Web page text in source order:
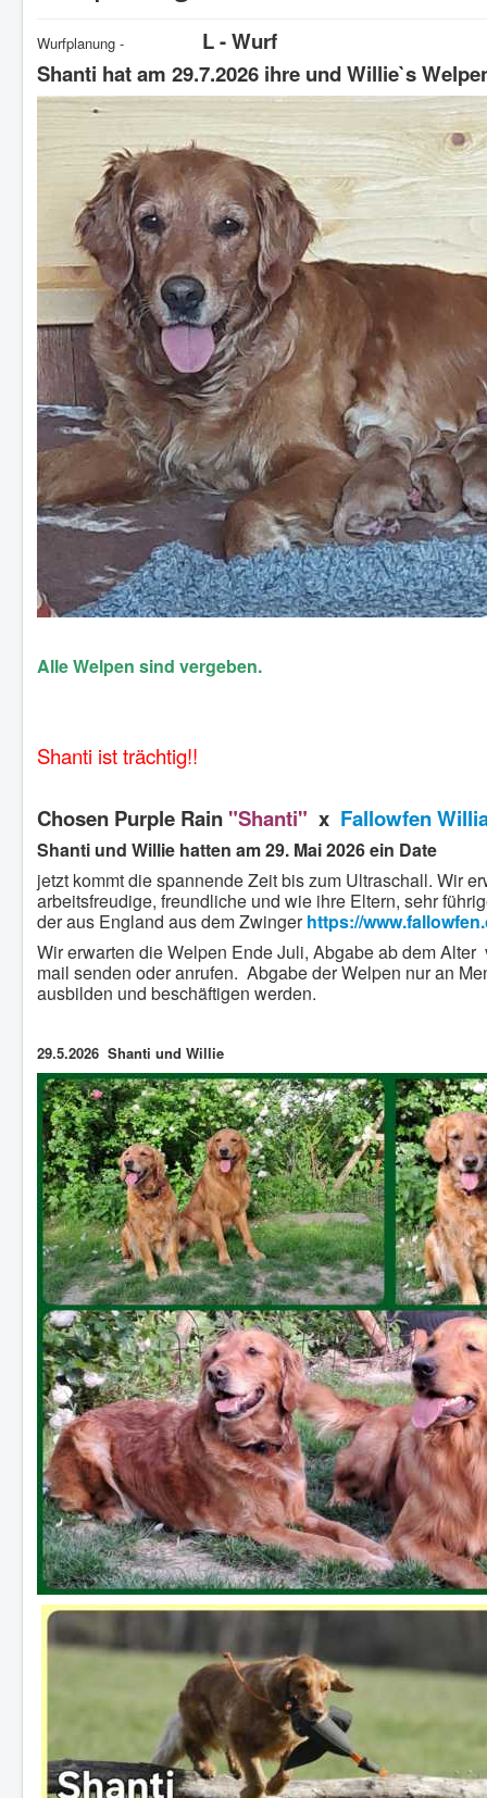
Wurfplanung - L - Wurf
Shanti hat am 29.7.2026 ihre und Willie`s
Alle Welpen sind vergeben.
Shanti ist trächtig!!
Chosen Purple Rain "Shanti" x Fallowfen
Shanti und Willie hatten am 29. Mai 2026 ein Date
jetzt kommt die spannende Zeit bis zum Ultraschall. Wir
arbeitsfreudige, freundliche und wie ihre Eltern, sehr
der aus England aus dem Zwingerhttps://
Wir erwarten die Welpen Ende Juli, Abgabe ab dem
mail senden oder anrufen. Abgabe der Welpen nur an
ausbilden und beschäftigen werden.
29.5.2026 Shanti und Willie